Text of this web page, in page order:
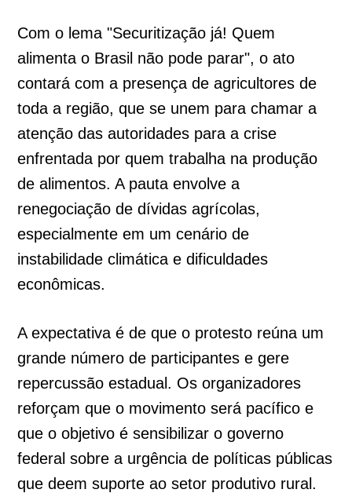
Com o lema "Securitização já! Quem
alimenta o Brasil não pode parar", o ato
contará com a presença de agricultores de
toda a região, que se unem para chamar a
atenção das autoridades para a crise
enfrentada por quem trabalha na produção
de alimentos. A pauta envolve a
renegociação de dívidas agrícolas,
especialmente em um cenário de
instabilidade climática e dificuldades
econômicas.
A expectativa é de que o protesto reúna um
grande número de participantes e gere
repercussão estadual. Os organizadores
reforçam que o movimento será pacífico e
que o objetivo é sensibilizar o governo
federal sobre a urgência de políticas públicas
que deem suporte ao setor produtivo rural.